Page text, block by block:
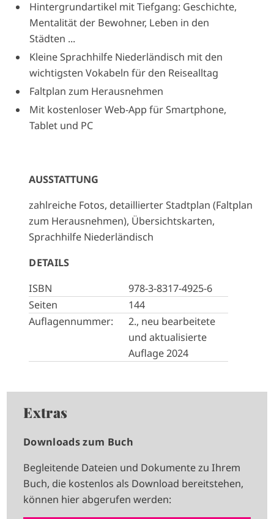
Hintergrundartikel mit Tiefgang: Geschichte,
Mentalität der Bewohner, Leben in den
Städten ...
Kleine Sprachhilfe Niederländisch mit den
wichtigsten Vokabeln für den Reisealltag
Faltplan zum Herausnehmen
Mit kostenloser Web-App für Smartphone,
Tablet und PC
AUSSTATTUNG
zahlreiche Fotos, detaillierter Stadtplan (Faltplan
zum Herausnehmen), Übersichtskarten,
Sprachhilfe Niederländisch
DETAILS
ISBN
978-3-8317-4925-6
Seiten
144
Auflagennummer:
2., neu bearbeitete
und aktualisierte
Auflage 2024
Extras
Downloads zum Buch
Begleitende Dateien und Dokumente zu Ihrem
Buch, die kostenlos als Download bereitstehen,
können hier abgerufen werden: